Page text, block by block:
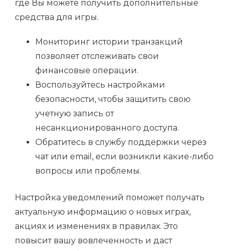
где Вы можете получить дополнительные
средства для игры.
Мониторинг истории транзакций
позволяет отслеживать свои
финансовые операции.
Воспользуйтесь настройками
безопасности, чтобы защитить свою
учетную запись от
несанкционированного доступа.
Обратитесь в службу поддержки через
чат или email, если возникли какие-либо
вопросы или проблемы.
Настройка уведомлений поможет получать
актуальную информацию о новых играх,
акциях и изменениях в правилах. Это
повысит вашу вовлеченность и даст